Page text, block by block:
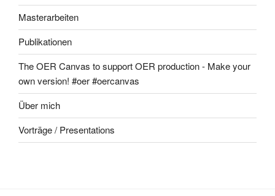
Masterarbeiten
Publikationen
The OER Canvas to support OER production - Make your
own version! #oer #oercanvas
Über mich
Vorträge / Presentations